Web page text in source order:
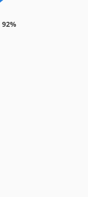
92%